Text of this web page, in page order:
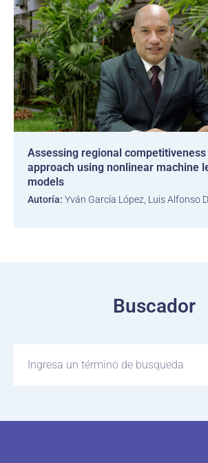
Assessing regional competitiveness
approach using nonlinear machine
models
Autoría: Yván García López, Luis Alfonso
Buscador